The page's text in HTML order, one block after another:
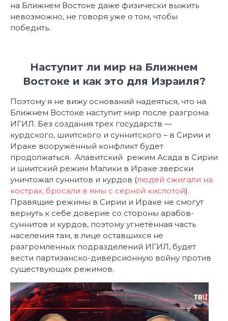
на Ближнем Востоке даже физически выжить
невозможно, не говоря уже о том, чтобы
победить.
Наступит ли мир на Ближнем
Востоке и как это для Израиля?
Поэтому я не вижу оснований надеяться, что на
Ближнем Востоке наступит мир после разгрома
ИГИЛ. Без создания трех государств —
курдского, шиитского и суннитского – в Сирии и
Ираке вооружённый конфликт будет
продолжаться. Алавитский режим Асада в Сирии
и шиитский режим Малики в Ираке зверски
уничтожал суннитов и курдов (людей сжигали на
кострах, бросали в ямы с серной кислотой).
Правящие режимы в Сирии и Ираке не смогут
вернуть к себе доверие со стороны арабов-
суннитов и курдов, поэтому угнетённая часть
населения там, в лице оставшихся не
разгромленных подразделений ИГИЛ, будет
вести партизанско-диверсионную войну против
существующих режимов.